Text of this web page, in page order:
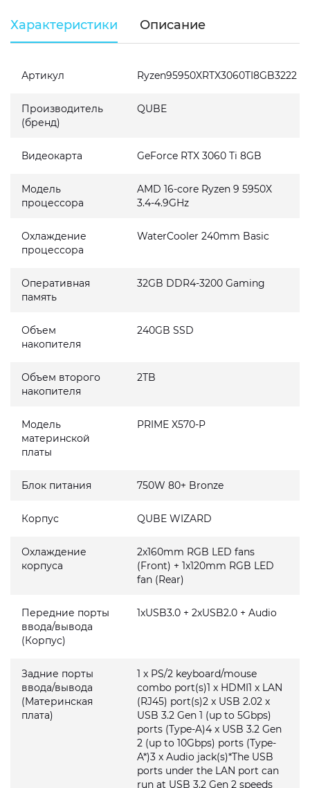
Характеристики Описание
Артикул Ryzen95950XRTX3060TI8GB3222
Производитель
(бренд)
QUBE
Видеокарта GeForce RTX 3060 Ti 8GB
Модель
процессора
AMD 16-core Ryzen 9 5950X
3.4-4.9GHz
Охлаждение
процессора
WaterCooler 240mm Basic
Оперативная
память
32GB DDR4-3200 Gaming
Объем
накопителя
240GB SSD
Объем второго
накопителя
2TB
Модель
материнской
платы
PRIME X570-P
Блок питания 750W 80+ Bronze
Корпус QUBE WIZARD
Охлаждение
корпуса
2x160mm RGB LED fans
(Front) + 1x120mm RGB LED
fan (Rear)
Передние порты
ввода/вывода
(Корпус)
1xUSB3.0 + 2xUSB2.0 + Audio
Задние порты
ввода/вывода
(Материнская
плата)
1 x PS/2 keyboard/mouse
combo port(s)1 x HDMI1 x LAN
(RJ45) port(s)2 x USB 2.02 x
USB 3.2 Gen 1 (up to 5Gbps)
ports (Type-A)4 x USB 3.2 Gen
2 (up to 10Gbps) ports (Type-
A*)3 x Audio jack(s)*The USB
ports under the LAN port can
run at USB 3.2 Gen 2 speeds